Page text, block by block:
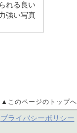
れる良い
強い写真
▲このページのトップへ
プライバシーポリシー